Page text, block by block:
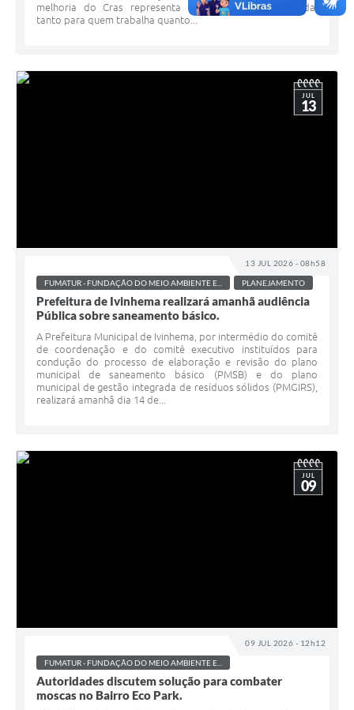
melhoria do Cras representa uma atenção diferenciada,
tanto para quem trabalha quanto...
13 JUL 2026 - 08h58
JUL
13
FUMATUR - FUNDAÇÃO DO MEIO AMBIENTE E... PLANEJAMENTO
Prefeitura de Ivinhema realizará amanhã audiência
Pública sobre saneamento básico.
A Prefeitura Municipal de Ivinhema, por intermédio do comitê
de coordenação e do comitê executivo instituídos para
condução do processo de elaboração e revisão do plano
municipal de saneamento básico (PMSB) e do plano
municipal de gestão integrada de resíduos sólidos (PMGIRS),
realizará amanhã dia 14 de...
09 JUL 2026 - 12h12
JUL
09
FUMATUR - FUNDAÇÃO DO MEIO AMBIENTE E...
Autoridades discutem solução para combater
moscas no Bairro Eco Park.